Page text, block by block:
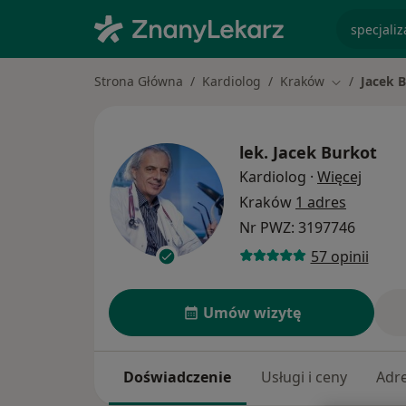
Strona Główna Kardiolog Kraków ZmieńJacek
lek. Jacek Burkot
Kardiolog · Więcej
Kraków 1 adres
Nr PWZ: 3197746
57 opinii
Umów wizytę
Doświadczenie Usługi i ceny